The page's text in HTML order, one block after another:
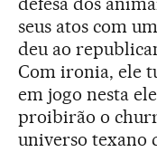
seus atos com
deu ao
Com ironia, ele
em jogo nesta
proibirão o
universo texano